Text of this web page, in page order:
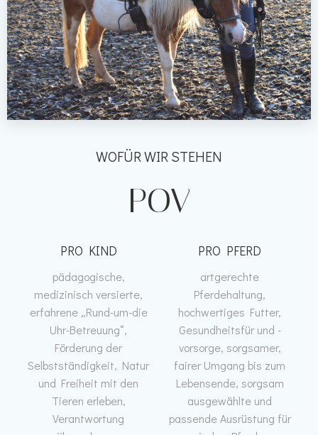
WOFÜR WIR STEHEN
POV
PRO KIND
pädagogische,
medizinisch versierte,
erfahrene „Rund-um-die
Uhr-Betreuung“,
Förderung der
Selbstständigkeit, Natur
und Freiheit mit den
Tieren erleben,
Verantwortung
PRO PFERD
artgerechte
Pferdehaltung,
hochwertiges Futter,
Gesundheitsfür und -
vorsorge, sorgsamer,
fairer Umgang bis zum
Lebensende, sorgsam
ausgewählte und
passende Ausrüstung für